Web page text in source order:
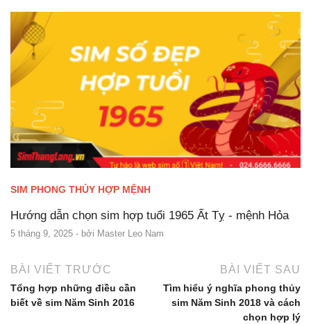
SIM PHONG THỦY HỢP MỆNH
Hướng dẫn chọn sim hợp tuổi 1965 Ất Tỵ - mệnh Hỏa
5 tháng 9, 2025 - bởi Master Leo Nam
BÀI VIẾT TRƯỚC
Tổng hợp những điều cần
biết về sim Năm Sinh 2016
BÀI VIẾT SAU
Tìm hiểu ý nghĩa phong thủy
sim Năm Sinh 2018 và cách
chọn hợp lý